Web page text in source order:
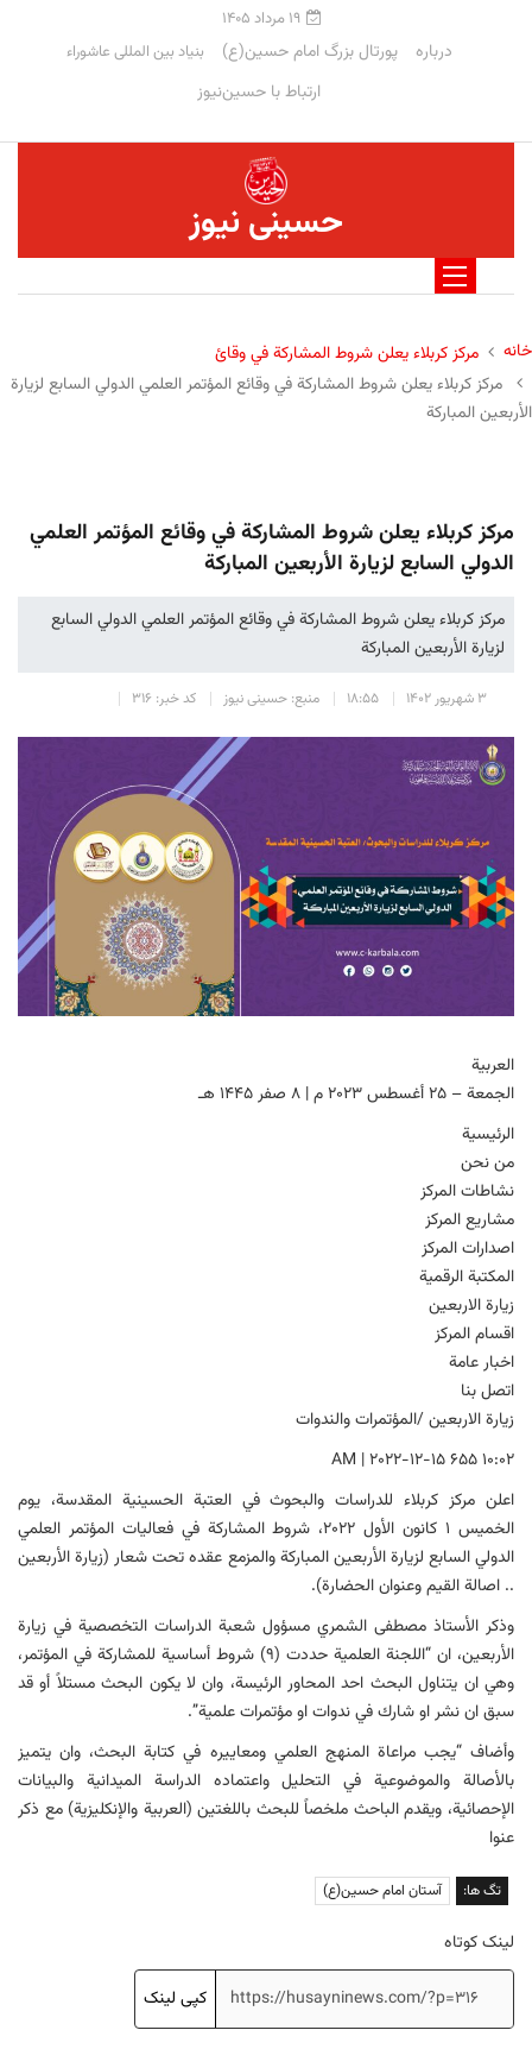
۱۹ مرداد ۱۴۰۵
درباره پورتال بزرگ امام حسین(ع) بنیاد بین المللی عاشوراء
ارتباط با حسین‌نیوز
حسینی نیوز
خانه
مركز كربلاء يعلن شروط المشاركة في وقائ
مركز كربلاء يعلن شروط المشاركة في وقائع المؤتمر العلمي الدولي السابع لزيارة
الأربعين المباركة
مركز كربلاء يعلن شروط المشاركة في وقائع المؤتمر العلمي
الدولي السابع لزيارة الأربعين المباركة
مركز كربلاء يعلن شروط المشاركة في وقائع المؤتمر العلمي الدولي السابع
لزيارة الأربعين المباركة
۳ شهریور ۱۴۰۲ ۱۸:۵۵ منبع: حسینی نیوز کد خبر: ۳۱۶
العربية
الجمعة – ۲۵ أغسطس ۲۰۲۳ م | ۸ صفر ۱۴۴۵ هـ
الرئيسية
من نحن
نشاطات المركز
مشاريع المركز
اصدارات المركز
المكتبة الرقمية
زيارة الاربعين
اقسام المركز
اخبار عامة
اتصل بنا
زيارة الاربعين /المؤتمرات والندوات
10:02 AM | 2022-12-15 655
اعلن مركز كربلاء للدراسات والبحوث في العتبة الحسينية المقدسة، يوم
الخميس ۱ كانون الأول ۲۰۲۲، شروط المشاركة في فعاليات المؤتمر العلمي
الدولي السابع لزيارة الأربعين المباركة والمزمع عقده تحت شعار (زيارة الأربعين
.. اصالة القيم وعنوان الحضارة).
وذكر الأستاذ مصطفى الشمري مسؤول شعبة الدراسات التخصصية في زيارة
الأربعين، ان “اللجنة العلمية حددت (۹) شروط أساسية للمشاركة في المؤتمر،
وهي ان يتناول البحث احد المحاور الرئيسة، وان لا يكون البحث مستلاً أو قد
سبق ان نشر او شارك في ندوات او مؤتمرات علمية”.
وأضاف “يجب مراعاة المنهج العلمي ومعاييره في كتابة البحث، وان يتميز
بالأصالة والموضوعية في التحليل واعتماده الدراسة الميدانية والبيانات
الإحصائية، ويقدم الباحث ملخصاً للبحث باللغتين (العربية والإنكليزية) مع ذكر
عنوا
تگ ها: آستان امام حسین(ع)
لینک کوتاه
کپی لینک